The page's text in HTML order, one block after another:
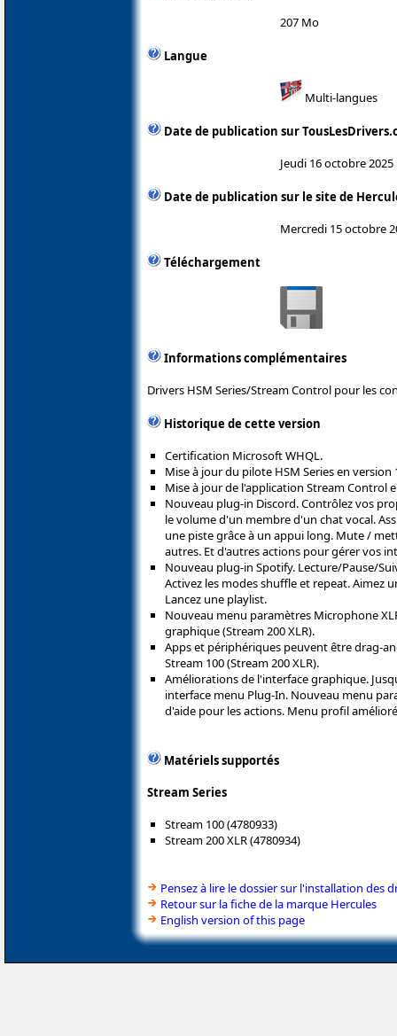
207 Mo
Langue
Multi-langues
Date de publication sur
Jeudi 16 octobre 2025
Date de publication sur le site de
Mercredi 15 octobre
Téléchargement
Informations complémentaires
Drivers HSM Series/Stream Control pour les
Historique de cette version
Certification Microsoft WHQL.
Mise à jour du pilote HSM Series en version
Mise à jour de l'application Stream Control
Nouveau plug-in Discord. Contrôlez vos
le volume d'un membre d'un chat vocal.
une piste grâce à un appui long. Mute /
autres. Et d'autres actions pour gérer vos
Nouveau plug-in Spotify. Lecture/Pause/
Activez les modes shuffle et repeat. Aimez
Lancez une playlist.
Nouveau menu paramètres Microphone
graphique (Stream 200 XLR).
Apps et périphériques peuvent être drag-
Stream 100 (Stream 200 XLR).
Améliorations de l'interface graphique.
interface menu Plug-In. Nouveau menu
d'aide pour les actions. Menu profil
Matériels supportés
Stream Series
Stream 100 (4780933)
Stream 200 XLR (4780934)
Pensez à lire le dossier sur l'installation des
Retour sur la fiche de la marque Hercules
English version of this page